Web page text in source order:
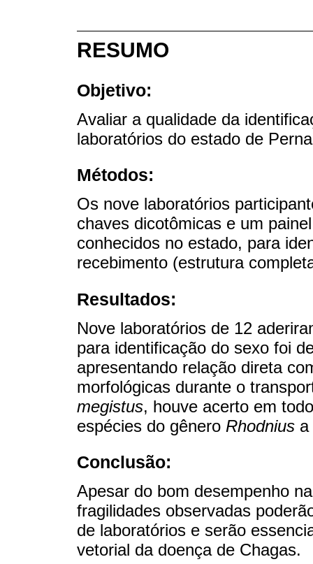
RESUMO
Objetivo:
Avaliar a qualidade da
laboratórios do estado de
Métodos:
Os nove laboratórios
chaves dicotômicas e um
conhecidos no estado, para
recebimento (estrutura
Resultados:
Nove laboratórios de 12
para identificação do sexo foi
apresentando relação direta
morfológicas durante o
megistus, houve acerto em
espécies do gênero Rhodnius a
Conclusão:
Apesar do bom desempenho
fragilidades observadas
de laboratórios e serão
vetorial da doença de Chagas.